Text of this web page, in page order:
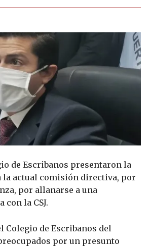
de Escribanos presentaron la
la actual comisión directiva, por
por allanarse a una
la CSJ.
Colegio de Escribanos del
por un presunto